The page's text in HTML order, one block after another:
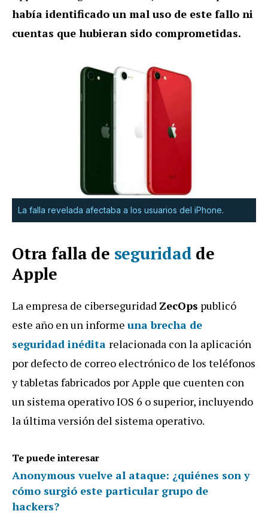
había identificado un mal uso de este fallo ni
cuentas que hubieran sido comprometidas.
La falla revelada afectaba a los usuarios del iPhone.
Otra falla de seguridad de
Apple
La empresa de ciberseguridad ZecOps publicó
este año en un informe una brecha de
seguridad inédita relacionada con la aplicación
por defecto de correo electrónico de los teléfonos
y tabletas fabricados por Apple que cuenten con
un sistema operativo IOS 6 o superior, incluyendo
la última versión del sistema operativo.
Te puede interesar
Anonymous vuelve al ataque: ¿quiénes son y
cómo surgió este particular grupo de
hackers?